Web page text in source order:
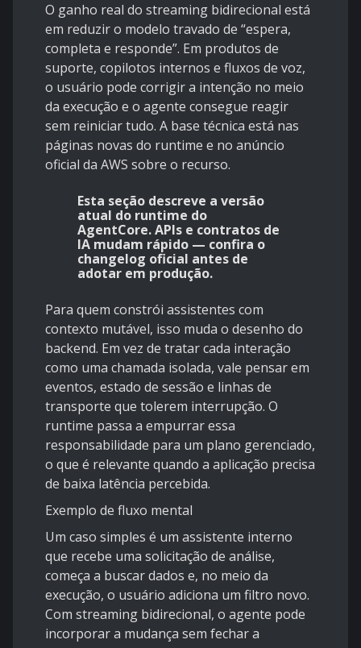
O ganho real do streaming bidirecional está
em reduzir o modelo travado de “espera,
completa e responde”. Em produtos de
suporte, copilotos internos e fluxos de voz,
o usuário pode corrigir a intenção no meio
da execução e o agente consegue reagir
sem reiniciar tudo. A base técnica está nas
páginas novas do runtime e no anúncio
oficial da AWS sobre o recurso.
Esta seção descreve a versão
atual do runtime do
AgentCore. APIs e contratos de
IA mudam rápido — confira o
changelog oficial antes de
adotar em produção.
Para quem constrói assistentes com
contexto mutável, isso muda o desenho do
backend. Em vez de tratar cada interação
como uma chamada isolada, vale pensar em
eventos, estado de sessão e linhas de
transporte que tolerem interrupção. O
runtime passa a empurrar essa
responsabilidade para um plano gerenciado,
o que é relevante quando a aplicação precisa
de baixa latência percebida.
Exemplo de fluxo mental
Um caso simples é um assistente interno
que recebe uma solicitação de análise,
começa a buscar dados e, no meio da
execução, o usuário adiciona um filtro novo.
Com streaming bidirecional, o agente pode
incorporar a mudança sem fechar a